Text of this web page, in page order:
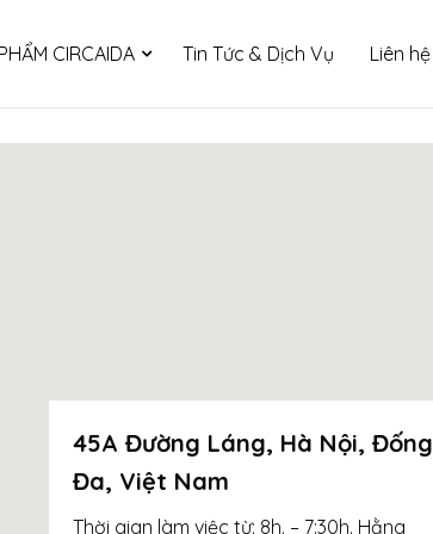
CIRCAIDA Tin Tức & Dịch Vụ Liên hệ
45A Đường Láng, Hà Nội, Đống
Đa, Việt Nam
Thời gian làm việc từ: 8h. – 7:30h. Hằng